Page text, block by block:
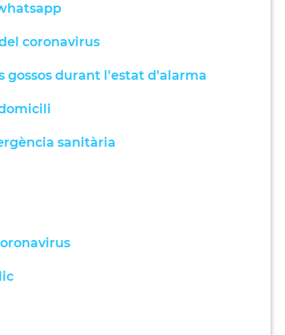
coronavirus
gossos durant l'estat d'alarma
sanitària